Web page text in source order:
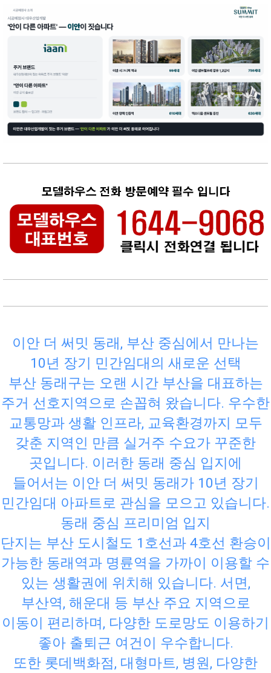
이안 더 써밋 동래, 부산 중심에서 만나는
10년 장기 민간임대의 새로운 선택
부산 동래구는 오랜 시간 부산을 대표하는
주거 선호지역으로 손꼽혀 왔습니다. 우수한
교통망과 생활 인프라, 교육환경까지 모두
갖춘 지역인 만큼 실거주 수요가 꾸준한
곳입니다. 이러한 동래 중심 입지에
들어서는 이안 더 써밋 동래가 10년 장기
민간임대 아파트로 관심을 모으고 있습니다.
동래 중심 프리미엄 입지
단지는 부산 도시철도 1호선과 4호선 환승이
가능한 동래역과 명륜역을 가까이 이용할 수
있는 생활권에 위치해 있습니다. 서면,
부산역, 해운대 등 부산 주요 지역으로
이동이 편리하며, 다양한 도로망도 이용하기
좋아 출퇴근 여건이 우수합니다.
또한 롯데백화점, 대형마트, 병원, 다양한